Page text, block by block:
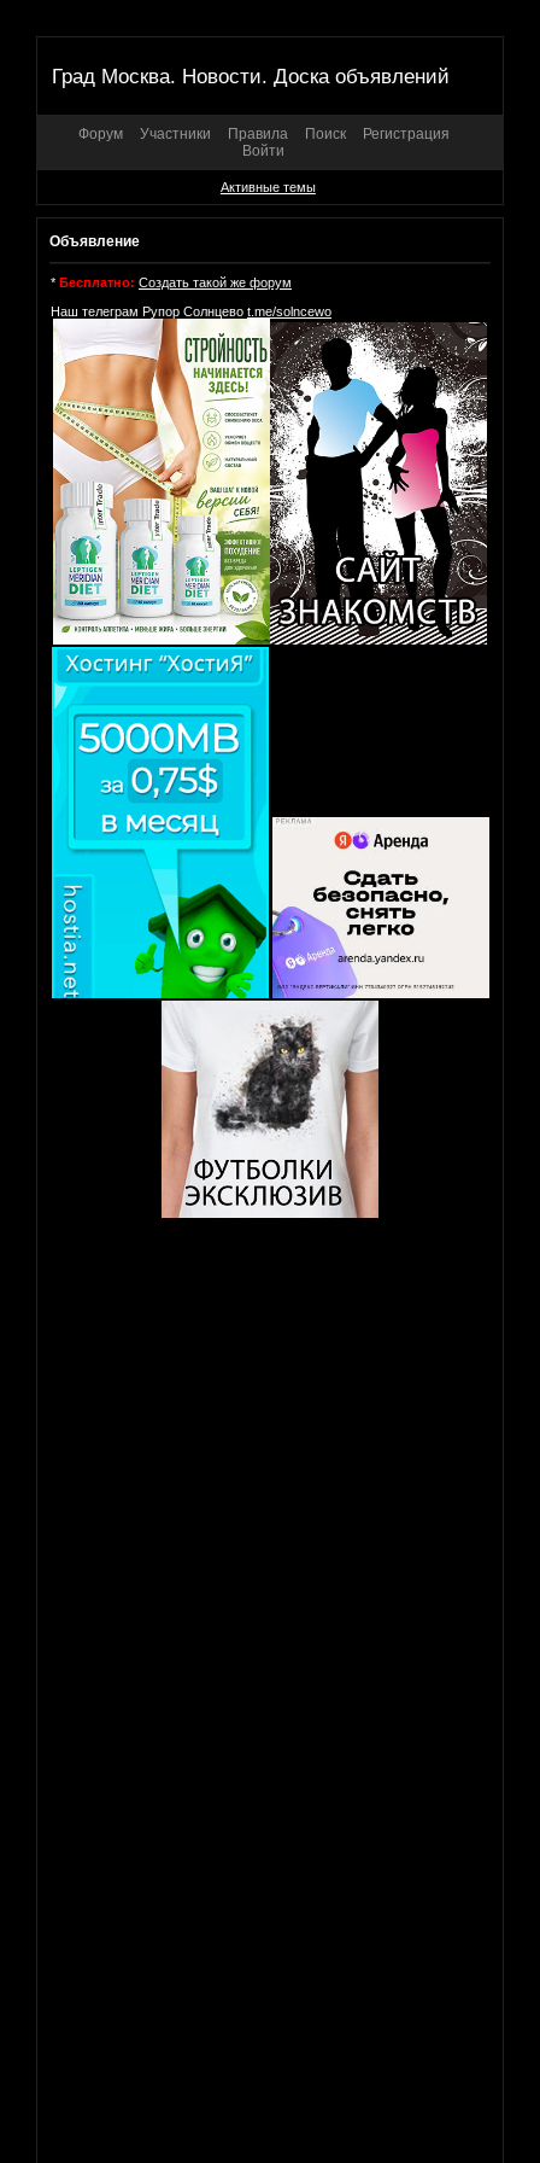
Град Москва. Новости. Доска объявлений
Форум Участники Правила Поиск
Регистрация
Войти
Активные темы
Объявление
* Бесплатно: Создать такой же форум
Наш телеграм Рупор Солнцево t.me/solncewo